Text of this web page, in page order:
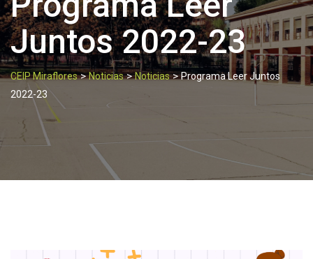
Juntos 2022-23
CEIP Miraflores>Noticias>Noticias>Programa Leer Juntos
2022-23